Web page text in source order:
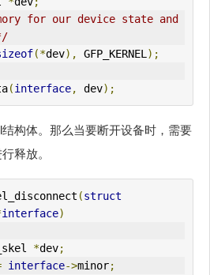
for our device state and
(*dev), GFP_KERNEL );
(interface, dev);
构体。那么当要断开设备时，需要
释放。
(struct
interface)
*dev;
interface->minor;